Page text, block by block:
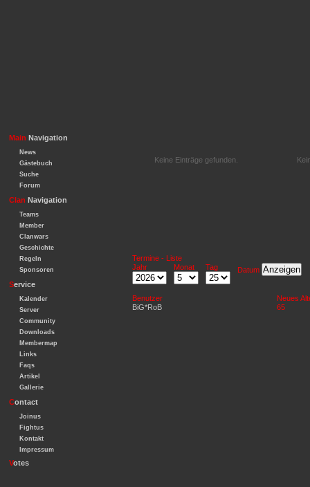
Main Navigation
News
Gästebuch
Suche
Forum
Clan Navigation
Teams
Member
Clanwars
Geschichte
Regeln
Sponsoren
Service
Kalender
Server
Community
Downloads
Membermap
Links
Faqs
Artikel
Gallerie
Contact
Joinus
Fightus
Kontakt
Impressum
Votes
Keine Einträge gefunden.
Termine - Liste
Datum
Jahr Monat Tag
Benutzer
Neues
BiG*RoB
65